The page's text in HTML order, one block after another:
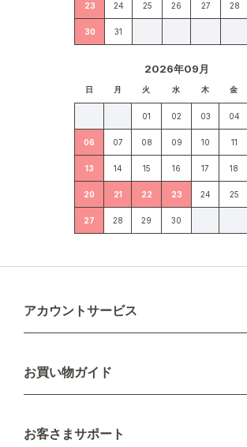
23 24 25 26 27 28
30 31
2026年09月
日 月 火 水 木 金
01 02 03 04
06 07 08 09 10 11
13 14 15 16 17 18
20 21 22 23 24 25
27 28 29 30
アカウントサービス
新規会員登録
お買い物ガイド
配送について
お客さまサポート